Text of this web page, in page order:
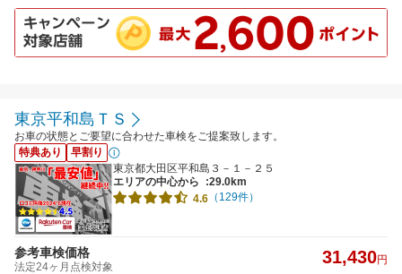
東京平和島ＴＳ
お車の状態とご要望に合わせた車検をご提案致します。
特典あり
早割り
東京都大田区平和島３－１－２５
エリアの中心から
:29.0km
4.6 （129件）
参考車検価格
法定24ヶ月点検対象 31,430円